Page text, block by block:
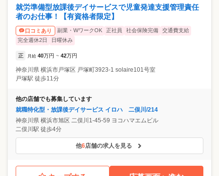
就労準備型放課後デイサービスで児童発達支援管理責任
者のお仕事！【有資格者限定】
口コミあり 副業・WワークOK 正社員 社会保険完備
交通費支給
完全週休2日
日曜休み
正 月給 40万円 ~ 42万円
神奈川県 横浜市戸塚区 戸塚町3923-1 solaire101号室
戸塚駅 徒歩11分
他の店舗でも募集しています
就職特化型・放課後デイサービス イロハ 二俣川/214
神奈川県 横浜市旭区 二俣川1-45-59 ヨコハマエムビル
二俣川駅 徒歩4分
他6店舗の求人を見る